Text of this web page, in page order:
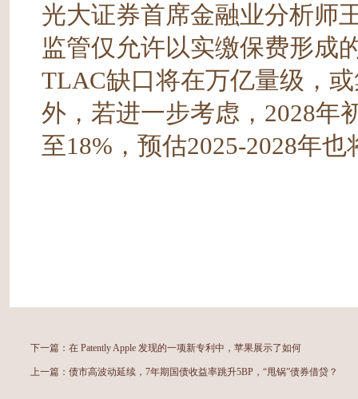
光大证券首席金融业分析师
监管仅允许以实缴保费形成
TLAC缺口将在万亿量级，
外，若进一步考虑，2028年
至18%，预估2025-2028年
下一篇： 在 Patently Apple 发现的一项新专利中，苹果展示了如何
上一篇： 债市高波动延续，7年期国债收益率跳升5BP，“甩锅”债券借贷？